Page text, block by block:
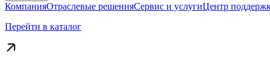
КомпанияОтраслевые решенияСервис и услугиЦентр
Перейти в каталог